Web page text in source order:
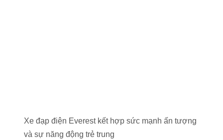
Xe đạp điện Everest kết hợp sức mạnh ấn tượng
và sự năng động trẻ trung